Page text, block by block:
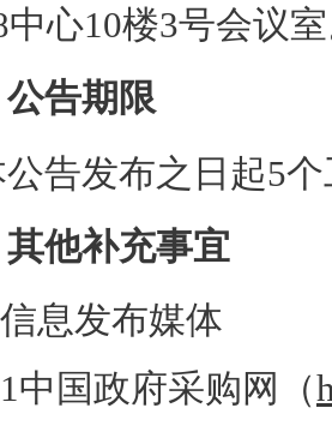
中心10楼3号会议
告期限
公告发布之日起5
他补充事宜
息发布媒体
中国政府采购网（